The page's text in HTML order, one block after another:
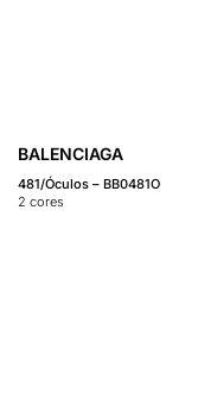
BALENCIAGA
481/Óculos – BB0481O
2 cores